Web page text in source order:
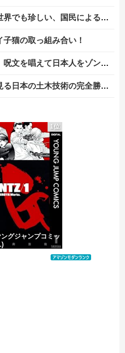
よる石破辞めるなデモが自然発生した総理大臣です」
子猫の取っ組み合い！
本人をゾンビ化させていると非難されてしまう
れはすごいわ」「こういうのを見ると日本人は何か適当に作る感じがしない・・・」...
主演映画が完全白紙へｗｗｗｗｗ
へ最終警告。こうなってもいい？」
があまりにも・・・
1位
グジャンプコミッ
価格：¥100